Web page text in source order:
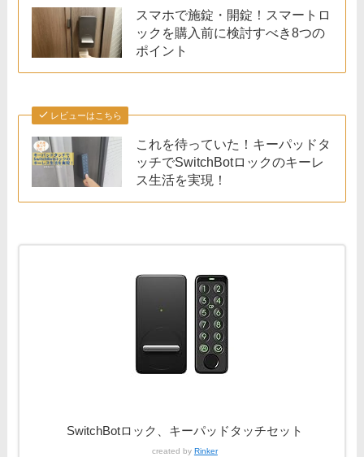
スマホで施錠・開錠！スマートロ
ックを購入前に検討すべき8つの
ポイント
レビューはこちら
これを待っていた！キーパッドタ
ッチでSwitchBotロックのキーレ
ス生活を実現！
SwitchBotロック、キーパッドタッチセット
created by Rinker